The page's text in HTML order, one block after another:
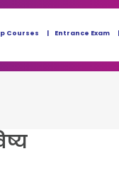
Courses Entrance Exam